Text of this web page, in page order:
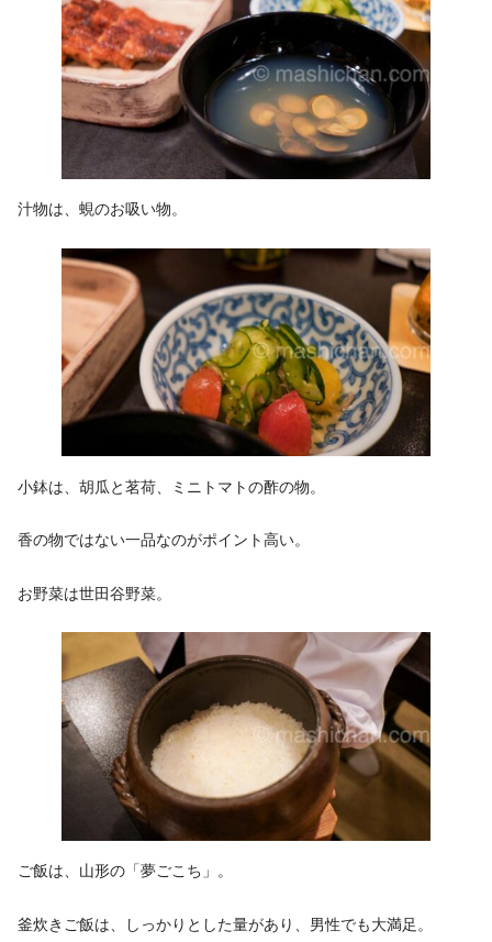
汁物は、蜆のお吸い物。
小鉢は、胡瓜と茗荷、ミニトマトの酢の物。
香の物ではない一品なのがポイント高い。
お野菜は世田谷野菜。
ご飯は、山形の「夢ごこち」。
釜炊きご飯は、しっかりとした量があり、男性でも大満足。